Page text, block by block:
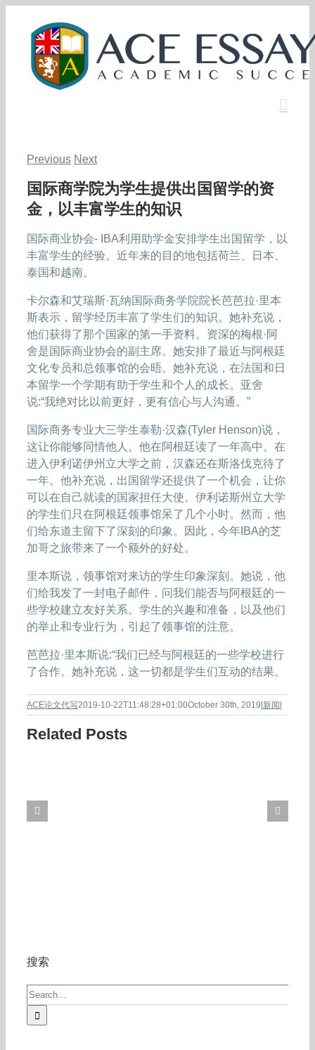
content
Previous Next
国际商学院为学生提供出国留学的资
金，以丰富学生的知识
国际商业协会- IBA利用助学金安排学生出国留学，以
丰富学生的经验。近年来的目的地包括荷兰、日本、
泰国和越南。
卡尔森和艾瑞斯·瓦纳国际商务学院院长芭芭拉·里本
斯表示，留学经历丰富了学生们的知识。她补充说，
他们获得了那个国家的第一手资料。资深的梅根·阿
舍是国际商业协会的副主席。她安排了最近与阿根廷
文化专员和总领事馆的会晤。她补充说，在法国和日
本留学一个学期有助于学生和个人的成长。亚舍
说:“我绝对比以前更好，更有信心与人沟通。”
国际商务专业大三学生泰勒·汉森(Tyler Henson)说，
这让你能够同情他人。他在阿根廷读了一年高中。在
进入伊利诺伊州立大学之前，汉森还在斯洛伐克待了
一年。他补充说，出国留学还提供了一个机会，让你
可以在自己就读的国家担任大使。伊利诺斯州立大学
的学生们只在阿根廷领事馆呆了几个小时。然而，他
们给东道主留下了深刻的印象。因此，今年IBA的芝
加哥之旅带来了一个额外的好处。
里本斯说，领事馆对来访的学生印象深刻。她说，他
们给我发了一封电子邮件，问我们能否与阿根廷的一
些学校建立友好关系。学生的兴趣和准备，以及他们
的举止和专业行为，引起了领事馆的注意。
芭芭拉·里本斯说:“我们已经与阿根廷的一些学校进行
了合作。她补充说，这一切都是学生们互动的结果。
ACE论文代写2019-10-22T11:48:28+01:00October 30th, 2019|新闻|
Related Posts
搜索
Search
for: